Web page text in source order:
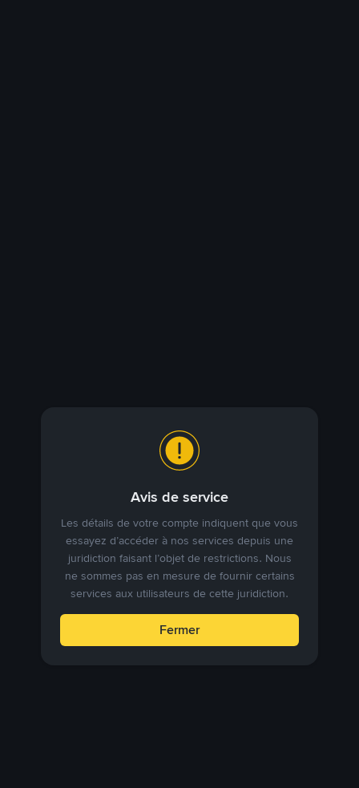
Avis de service
Les détails de votre compte indiquent que vous
essayez d’accéder à nos services depuis une
juridiction faisant l’objet de restrictions. Nous
ne sommes pas en mesure de fournir certains
services aux utilisateurs de cette juridiction.
Fermer